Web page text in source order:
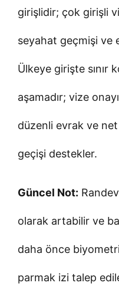
girişlidir; çok girişli
seyahat geçmişi ve
Ülkeye girişte sınır
aşamadır; vize
düzenli evrak ve
geçişi destekler.
Güncel Not:
olarak artabilir ve
daha önce
parmak izi talep